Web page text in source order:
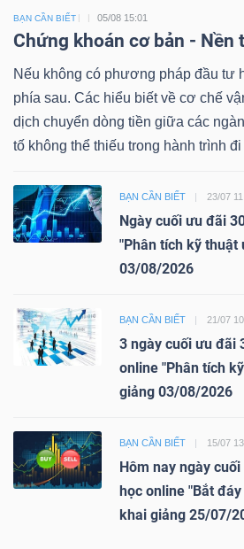
BẠN CẦN BIẾT 05/08 15:01
Chứng khoán cơ bản - Nền
Nếu không có phương pháp đầu tư
phía sau. Các hiểu biết về cơ chế
dịch chuyển dòng tiền giữa các
tố không thể thiếu trong hành trình
BẠN CẦN BIẾT 23/07
Ngày cuối ưu đãi
"Phân tích kỹ thuật
03/08/2026
BẠN CẦN BIẾT 21/07
3 ngày cuối ưu đãi
online "Phân tích
giảng 03/08/2026
BẠN CẦN BIẾT 15/07
Hôm nay ngày
học online "Bắt
khai giảng 25/07/